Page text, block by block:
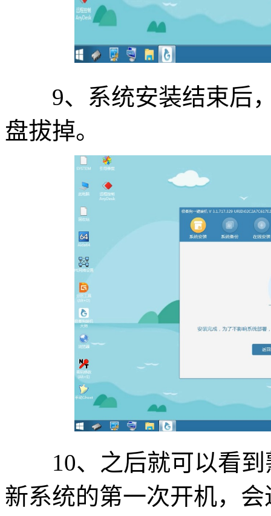
9、系统安装结束后，
盘拔掉。
10、之后就可以看到
新系统的第一次开机，